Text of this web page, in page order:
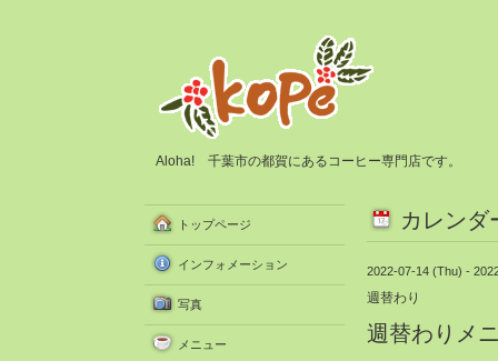
Aloha! 千葉市の都賀にあるコーヒー専門店です。
カレンダ
2022-07-14 (Thu) -
週替わり
週替わりメ
トップページ
インフォメーション
写真
メニュー